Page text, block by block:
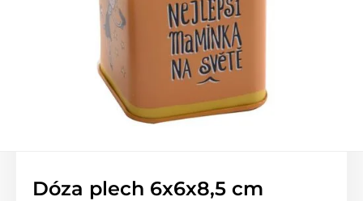
Dóza plech 6x6x8,5 cm